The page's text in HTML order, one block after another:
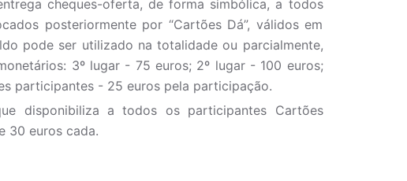
cheques-oferta, de forma simbólica, a todos
posteriormente por “Cartões Dá”, válidos em
pode ser utilizado na totalidade ou parcialmente,
3º lugar - 75 euros; 2º lugar - 100 euros;
participantes - 25 euros pela participação.
disponibiliza a todos os participantes Cartões
30 euros cada.